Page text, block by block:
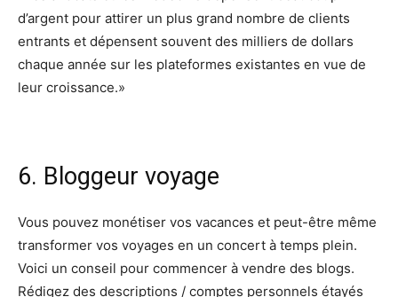
d’argent pour attirer un plus grand nombre de clients
entrants et dépensent souvent des milliers de dollars
chaque année sur les plateformes existantes en vue de
leur croissance.»
6. Bloggeur voyage
Vous pouvez monétiser vos vacances et peut-être même
transformer vos voyages en un concert à temps plein.
Voici un conseil pour commencer à vendre des blogs.
Rédigez des descriptions / comptes personnels étayés